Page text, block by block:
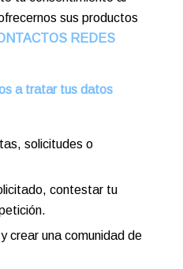
sus productos
REDES
a tratar tus datos
solicitudes o
contestar tu
crear una comunidad de